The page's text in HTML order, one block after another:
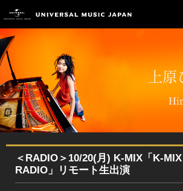
＜RADIO＞10/20(月) K-MIX「K-
RADIO」リモート生出演